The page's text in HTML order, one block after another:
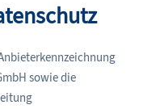
sowie die